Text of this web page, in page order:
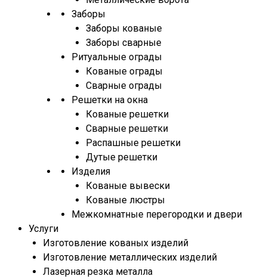
Заборы
Заборы кованые
Заборы сварные
Ритуальные ограды
Кованые ограды
Сварные ограды
Решетки на окна
Кованые решетки
Сварные решетки
Распашные решетки
Дутые решетки
Изделия
Кованые вывески
Кованые люстры
Межкомнатные перегородки и двери
Услуги
Изготовление кованых изделий
Изготовление металлических изделий
Лазерная резка металла